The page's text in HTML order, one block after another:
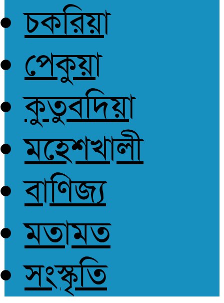
চকরিয়া
পেকুয়া
কুতুবদিয়া
মহেশখালী
বাণিজ্য
মতামত
সংস্কৃতি